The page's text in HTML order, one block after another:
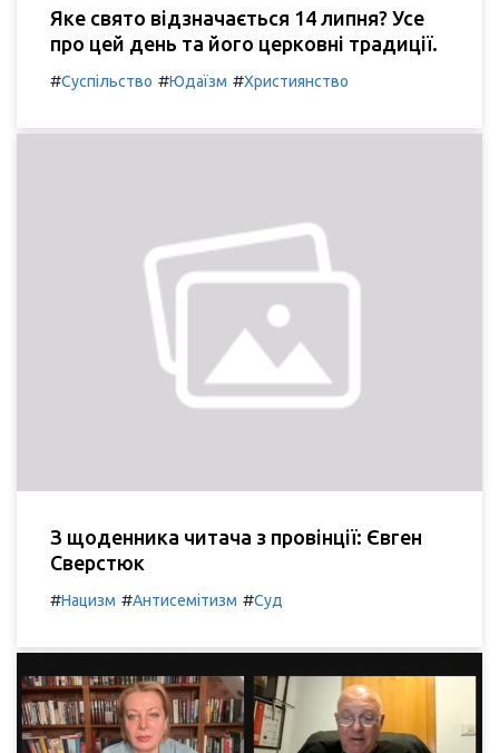
Яке свято відзначається 14 липня? Усе
про цей день та його церковні традиції.
#Суспільство #Юдаїзм #Християнство
З щоденника читача з провінції: Євген
Сверстюк
#Нацизм #Антисемітизм #Суд